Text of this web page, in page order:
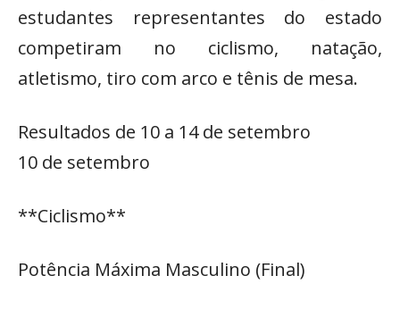
estudantes representantes do estado
competiram no ciclismo, natação,
atletismo, tiro com arco e tênis de mesa.
Resultados de 10 a 14 de setembro
10 de setembro
**Ciclismo**
Potência Máxima Masculino (Final)